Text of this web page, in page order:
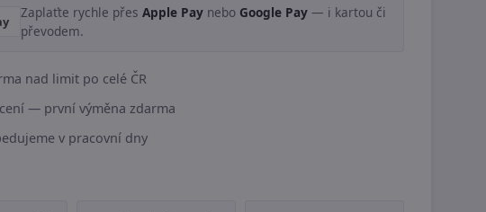
Zaplaťte rychle přes Apple Pay nebo Google Pay — i kartou či
převodem.
nad limit po celé ČR
— první výměna zdarma
v pracovní dny